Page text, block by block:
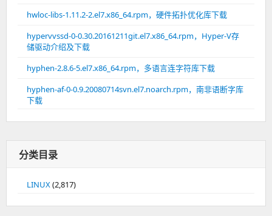
hwloc-libs-1.11.2-2.el7.x86_64.rpm，硬件拓扑优化库下载
hypervvssd-0-0.30.20161211git.el7.x86_64.rpm，Hyper-V存
储驱动介绍及下载
hyphen-2.8.6-5.el7.x86_64.rpm，多语言连字符库下载
hyphen-af-0-0.9.20080714svn.el7.noarch.rpm，南非语断字库
下载
分类目录
LINUX(2,817)